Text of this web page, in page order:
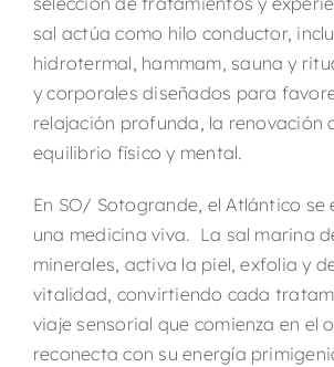
sal actúa como hilo conductor,
hidrotermal, hammam, sauna y
y corporales diseñados para
relajación profunda, la renovación
equilibrio físico y mental.
En SO/ Sotogrande, el Atlántico se
una medicina viva. La sal marina
minerales, activa la piel, exfolia y
vitalidad, convirtiendo cada
viaje sensorial que comienza en el
reconecta con su energía